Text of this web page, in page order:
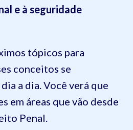
e à seguridade
tópicos para
conceitos se
a dia. Você verá que
em áreas que vão desde
Penal.